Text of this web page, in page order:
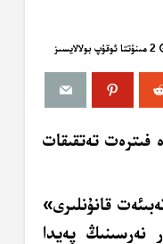
2 مىنۇتتا ئوقۇپ بولالايسىز
فىترەت تەتقىقات
قانۇنلىرى»
نەرسىنىڭ پەيدا